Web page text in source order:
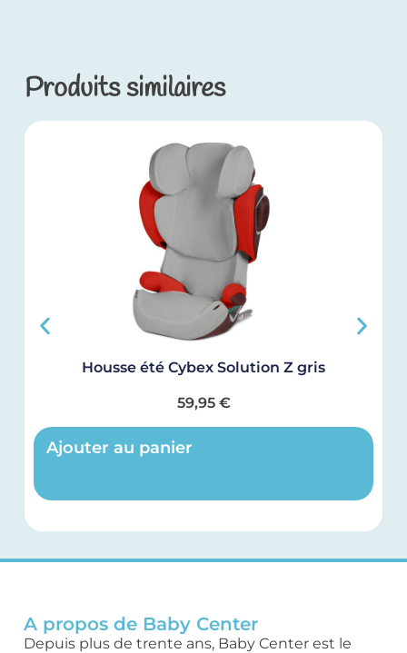
Produits similaires
Housse été Cybex Solution Z gris
59,95 €
Ajouter au panier
A propos de Baby Center
Depuis plus de trente ans, Baby Center est le